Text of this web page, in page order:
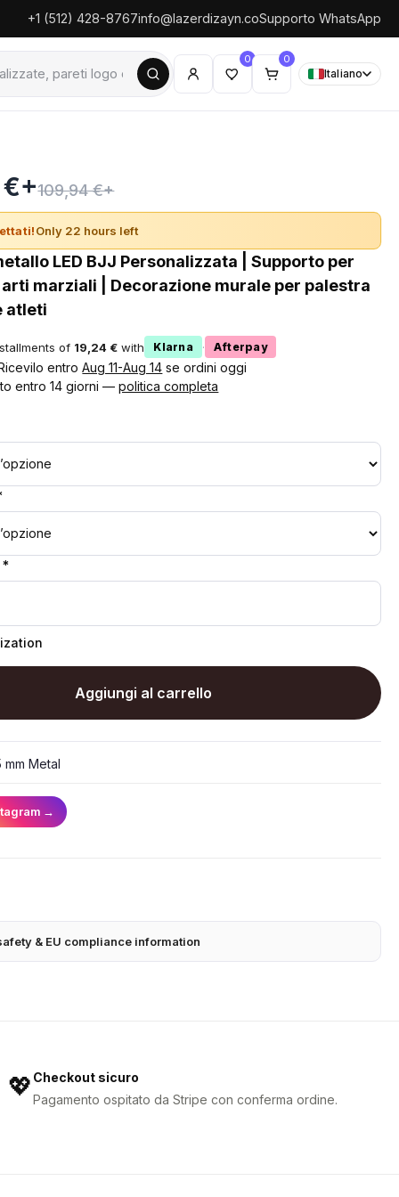
+1 (512) 428-8767info@lazerdizayn.coSupporto WhatsApp
0 0
Italiano
109,94 €+
Only 22 hours left
LED BJJ Personalizzata | Supporto per
marziali | Decorazione murale per palestra
atleti
of 19,24 € with Klarna · Afterpay
entroAug 11-Aug 14 se ordini oggi
entro 14 giorni —politica completa
Aggiungi al carrello
mm Metal
→
& EU compliance information
💖Checkout sicuro
Pagamento ospitato da Stripe con conferma ordine.